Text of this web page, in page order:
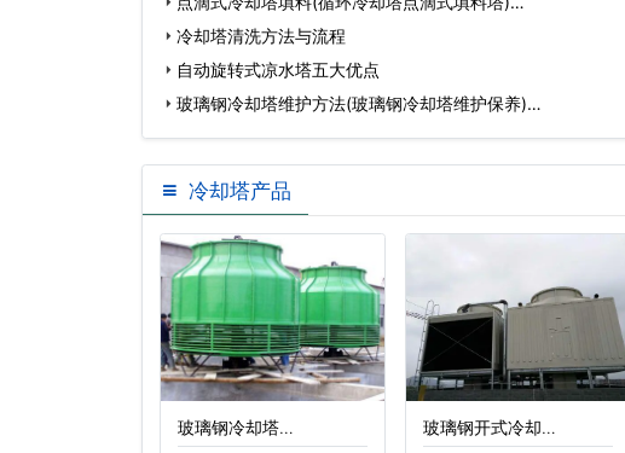
冷却塔清洗方法与流程
自动旋转式凉水塔五大优点
玻璃钢冷却塔维护方法(玻璃钢冷却塔维护保养)…
冷却塔产品
玻璃钢冷却塔… 玻璃钢开式冷却…